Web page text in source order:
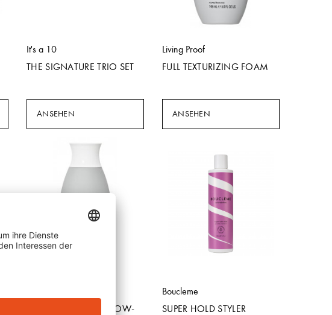
It's a 10
THE SIGNATURE TRIO SET
ANSEHEN
Living Proof
FULL TEXTURIZING FOAM
ANSEHEN
FULL THICKENING BLOW-
Boucleme
SUPER HOLD STYLER